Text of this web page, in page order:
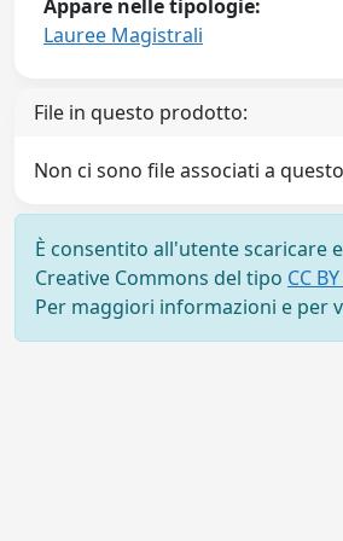
Appare nelle tipologie:
Lauree Magistrali
File in questo prodotto:
Non ci sono file associati a
È consentito all'utente scaricare
Creative Commons del tipo CC
Per maggiori informazioni e per